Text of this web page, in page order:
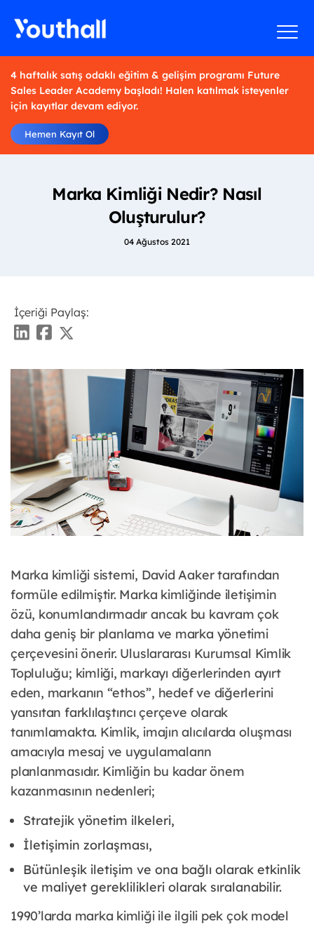
4 haftalık satış odaklı eğitim & gelişim programı Future
Sales Leader Academy başladı! Halen katılmak isteyenler
için kayıtlar devam ediyor.
Hemen Kayıt Ol
Marka Kimliği Nedir? Nasıl
Oluşturulur?
04 Ağustos 2021
İçeriği Paylaş:
Marka kimliği sistemi, David Aaker tarafından
formüle edilmiştir. Marka kimliğinde iletişimin
özü, konumlandırmadır ancak bu kavram çok
daha geniş bir planlama ve marka yönetimi
çerçevesini önerir. Uluslararası Kurumsal Kimlik
Topluluğu; kimliği, markayı diğerlerinden ayırt
eden, markanın “ethos”, hedef ve diğerlerini
yansıtan farklılaştırıcı çerçeve olarak
tanımlamakta. Kimlik, imajın alıcılarda oluşması
amacıyla mesaj ve uygulamaların
planlanmasıdır. Kimliğin bu kadar önem
kazanmasının nedenleri;
Stratejik yönetim ilkeleri,
İletişimin zorlaşması,
Bütünleşik iletişim ve ona bağlı olarak etkinlik
ve maliyet gereklilikleri olarak sıralanabilir.
1990’larda marka kimliği ile ilgili pek çok model